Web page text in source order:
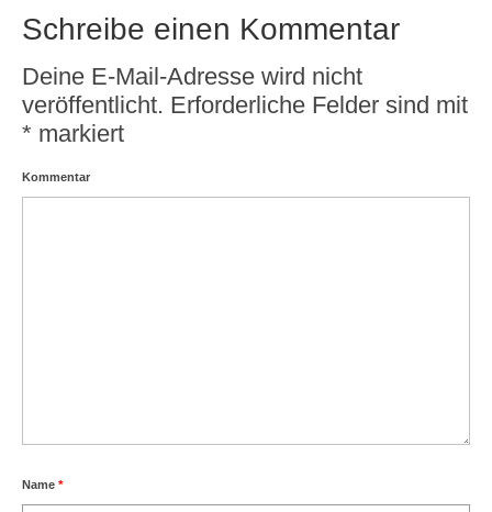
Schreibe einen Kommentar
Deine E-Mail-Adresse wird nicht
veröffentlicht. Erforderliche Felder sind mit
* markiert
Kommentar
Name *